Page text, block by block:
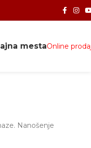
mestaOnline
Nanošenje